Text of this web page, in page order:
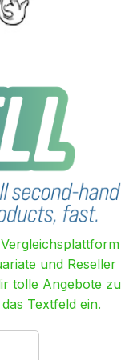
und Reseller
tolle Angebote zu
Textfeld ein.